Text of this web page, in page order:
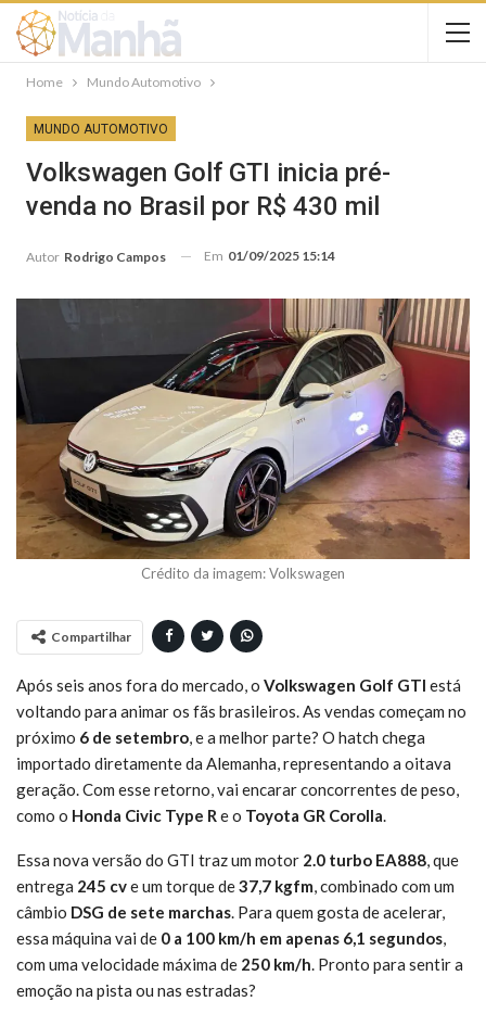
Home Mundo Automotivo
MUNDO AUTOMOTIVO
Volkswagen Golf GTI inicia pré-
venda no Brasil por R$ 430 mil
Autor Rodrigo Campos Em 01/09/2025 15:14
Crédito da imagem: Volkswagen
Compartilhar
Após seis anos fora do mercado, o Volkswagen Golf GTI está
voltando para animar os fãs brasileiros. As vendas começam no
próximo 6 de setembro, e a melhor parte? O hatch chega
importado diretamente da Alemanha, representando a oitava
geração. Com esse retorno, vai encarar concorrentes de peso,
como o Honda Civic Type Re o Toyota GR Corolla.
Essa nova versão do GTI traz um motor 2.0 turbo EA888, que
entrega 245 cve um torque de37,7 kgfm, combinado com um
câmbio DSG de sete marchas. Para quem gosta de acelerar,
essa máquina vai de 0 a 100 km/h em apenas 6,1 segundos,
com uma velocidade máxima de 250 km/h. Pronto para sentir a
emoção na pista ou nas estradas?